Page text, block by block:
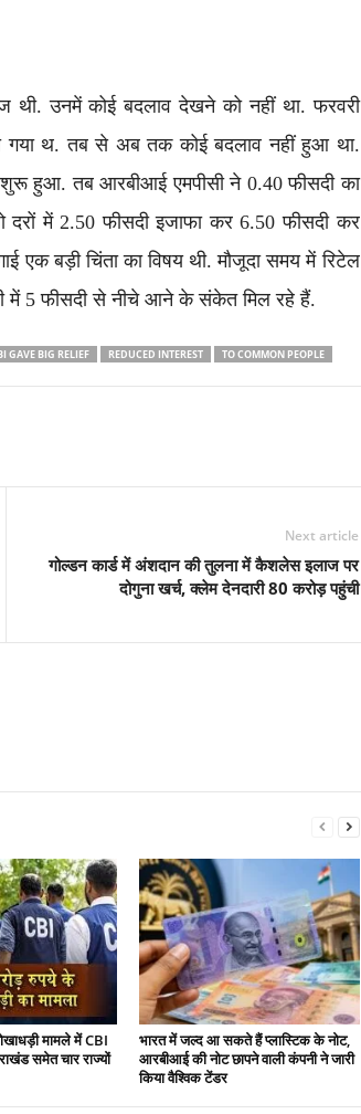
थी. उनमें कोई बदलाव देखने को नहीं था. फरवरी
गया थ. तब से अब तक कोई बदलाव नहीं हुआ था.
हुआ. तब आरबीआई एमपीसी ने 0.40 फीसदी का
दरों में 2.50 फीसदी इजाफा कर 6.50 फीसदी कर
एक बड़ी चिंता का विषय थी. मौजूदा समय में रिटेल
में 5 फीसदी से नीचे आने के संकेत मिल रहे हैं.
GAVE BIG RELIEF REDUCED INTEREST TO COMMON PEOPLE
Next article
गोल्डन कार्ड में अंशदान की तुलना में कैशलेस इलाज पर
दोगुना खर्च, क्लेम देनदारी 80 करोड़ पहुंची
मामले में CBI
समेत चार राज्यों
भारत में जल्द आ सकते हैं प्लास्टिक के नोट,
आरबीआई की नोट छापने वाली कंपनी ने जारी
किया वैश्विक टेंडर